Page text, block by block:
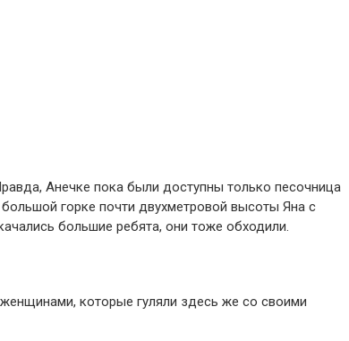
Анечке пока были доступны только песочница
горке почти двухметровой высоты Яна с
большие ребята, они тоже обходили.
которые гуляли здесь же со своими